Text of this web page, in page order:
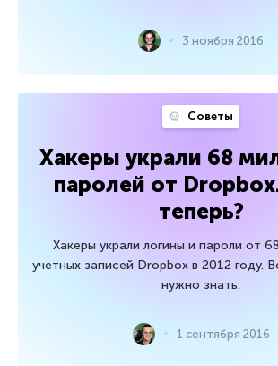
3 ноября 2016
Советы
Хакеры украли 68
паролей от
теперь?
Хакеры украли логины и пароли от
учетных записей Dropbox в 2012 году.
нужно знать.
1 сентября 2016